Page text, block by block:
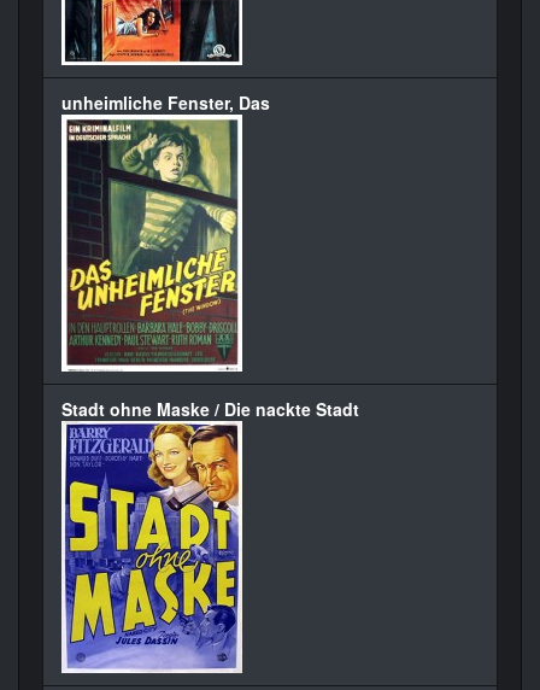
unheimliche Fenster, Das
Stadt ohne Maske / Die nackte Stadt